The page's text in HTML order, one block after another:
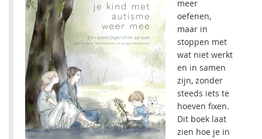
meer
oefenen,
maar in
stoppen met
wat niet werkt
en in samen
zijn, zonder
steeds iets te
hoeven fixen.
Dit boek laat
zien hoe je in